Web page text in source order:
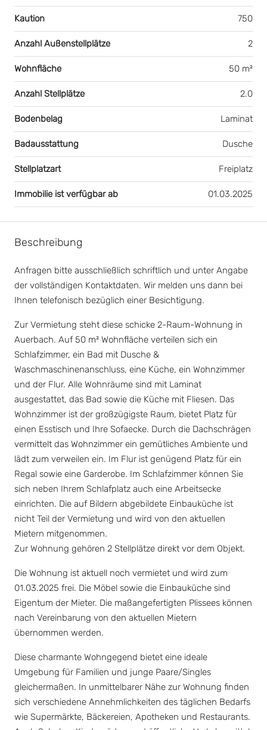
Kaution 750
Anzahl Außenstellplätze 2
Wohnfläche 50 m²
Anzahl Stellplätze 2.0
Bodenbelag Laminat
Badausstattung Dusche
Stellplatzart Freiplatz
Immobilie ist verfügbar ab 01.03.2025
Beschreibung
Anfragen bitte ausschließlich schriftlich und unter Angabe
der vollständigen Kontaktdaten. Wir melden uns dann bei
Ihnen telefonisch bezüglich einer Besichtigung.
Zur Vermietung steht diese schicke 2-Raum-Wohnung in
Auerbach. Auf 50 m² Wohnfläche verteilen sich ein
Schlafzimmer, ein Bad mit Dusche &
Waschmaschinenanschluss, eine Küche, ein Wohnzimmer
und der Flur. Alle Wohnräume sind mit Laminat
ausgestattet, das Bad sowie die Küche mit Fliesen. Das
Wohnzimmer ist der großzügigste Raum, bietet Platz für
einen Esstisch und Ihre Sofaecke. Durch die Dachschrägen
vermittelt das Wohnzimmer ein gemütliches Ambiente und
lädt zum verweilen ein. Im Flur ist genügend Platz für ein
Regal sowie eine Garderobe. Im Schlafzimmer können Sie
sich neben Ihrem Schlafplatz auch eine Arbeitsecke
einrichten. Die auf Bildern abgebildete Einbauküche ist
nicht Teil der Vermietung und wird von den aktuellen
Mietern mitgenommen.
Zur Wohnung gehören 2 Stellplätze direkt vor dem Objekt.
Die Wohnung ist aktuell noch vermietet und wird zum
01.03.2025 frei. Die Möbel sowie die Einbauküche sind
Eigentum der Mieter. Die maßangefertigten Plissees können
nach Vereinbarung von den aktuellen Mietern
übernommen werden.
Diese charmante Wohngegend bietet eine ideale
Umgebung für Familien und junge Paare/Singles
gleichermaßen. In unmittelbarer Nähe zur Wohnung finden
sich verschiedene Annehmlichkeiten des täglichen Bedarfs
wie Supermärkte, Bäckereien, Apotheken und Restaurants.